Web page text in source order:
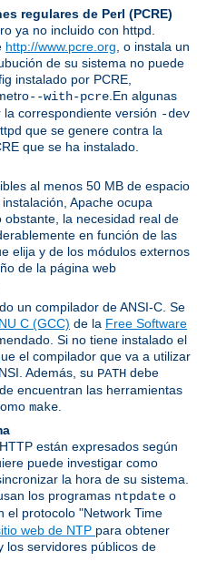
regulares de Perl (PCRE)
ya no incluido con httpd.
http://www.pcre.org, o instala un
de su sistema no puede
instalado por PCRE,
--with-pcre.En algunas
correspondiente versión -dev
que se genere contra la
que se ha instalado.
al menos 50 MB de espacio
Apache ocupa
la necesidad real de
en función de las
elija y de los módulos externos
de la página web
un compilador de ANSI-C. Se
C (GCC) de la Free Software
Si no tiene instalado el
el compilador que va a utilizar
Además, su PATH debe
encuentran las herramientas
make.
están expresados según
puede investigar como
la hora de su sistema.
los programas ntpdate o
el protocolo "Network Time
web de NTP para obtener
los servidores públicos de